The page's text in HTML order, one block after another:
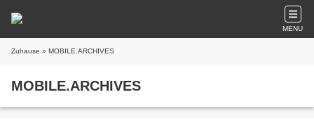
MENU
Zuhause » MOBILE.ARCHIVES
MOBILE.ARCHIVES